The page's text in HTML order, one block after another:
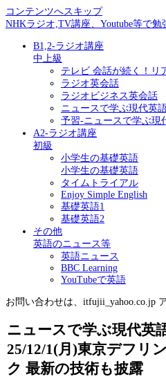
コンテンツへスキップ
NHKラジオ,TV講座、Youtube等で勉
B1,2-ラジオ講座
中上級
テレビ 会話が続く！リ
ラジオ英会話
ラジオビジネス英会話
ニュースで学ぶ現代英
予習-ニュースで学ぶ現
A2-ラジオ講座
初級
小学生の基礎英語
小学生の基礎英語
タイムトライアル
Enjoy Simple English
基礎英語1
基礎英語2
その他
英語のニュース等
英語ニュース
BBC Learning
YouTubeで英語
お問い合わせは、itfujii_yahoo.co.jp
ニュースで学ぶ現代英
25/12/1(月)東京デフリ
ク 最新の技術も披露